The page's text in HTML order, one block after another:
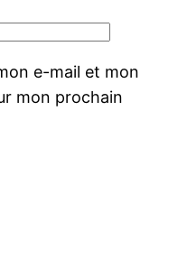
e-mail et mon
mon prochain